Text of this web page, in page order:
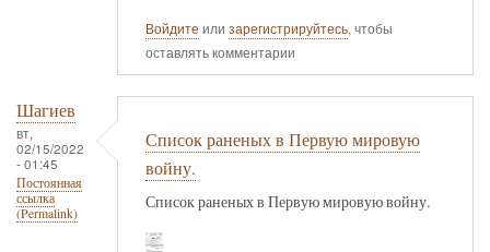
Войдите или зарегистрируйтесь, чтобы
оставлять комментарии
Шагиев
вт,
02/15/2022
- 01:45
Постоянная
ссылка
(Permalink)
Список раненых в Первую мировую
войну.
Список раненых в Первую мировую войну.